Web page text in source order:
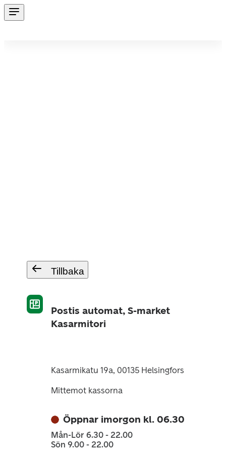
Tillbaka
Postis automat, S-market
Kasarmitori
Kasarmikatu 19a, 00135 Helsingfors
Mittemot kassorna
Öppnar imorgon kl. 06.30
Mån-Lör 6.30 - 22.00
Sön 9.00 - 22.00